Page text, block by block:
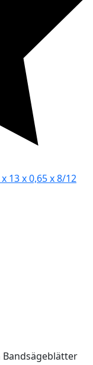
13 x 0,65 x 8/12
Bandsägeblätter